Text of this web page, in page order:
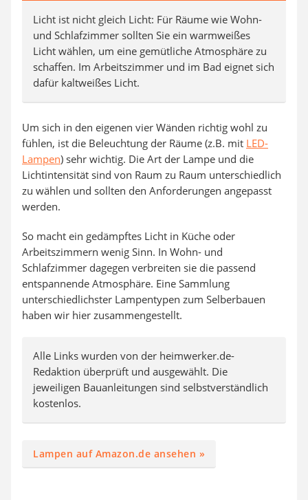
Licht ist nicht gleich Licht: Für Räume wie Wohn-
und Schlafzimmer sollten Sie ein warmweißes
Licht wählen, um eine gemütliche Atmosphäre zu
schaffen. Im Arbeitszimmer und im Bad eignet sich
dafür kaltweißes Licht.
Um sich in den eigenen vier Wänden richtig wohl zu
fühlen, ist die Beleuchtung der Räume (z.B. mit LED-
Lampen) sehr wichtig. Die Art der Lampe und die
Lichtintensität sind von Raum zu Raum unterschiedlich
zu wählen und sollten den Anforderungen angepasst
werden.
So macht ein gedämpftes Licht in Küche oder
Arbeitszimmern wenig Sinn. In Wohn- und
Schlafzimmer dagegen verbreiten sie die passend
entspannende Atmosphäre. Eine Sammlung
unterschiedlichster Lampentypen zum Selberbauen
haben wir hier zusammengestellt.
Alle Links wurden von der heimwerker.de-
Redaktion überprüft und ausgewählt. Die
jeweiligen Bauanleitungen sind selbstverständlich
kostenlos.
Lampen auf Amazon.de ansehen »